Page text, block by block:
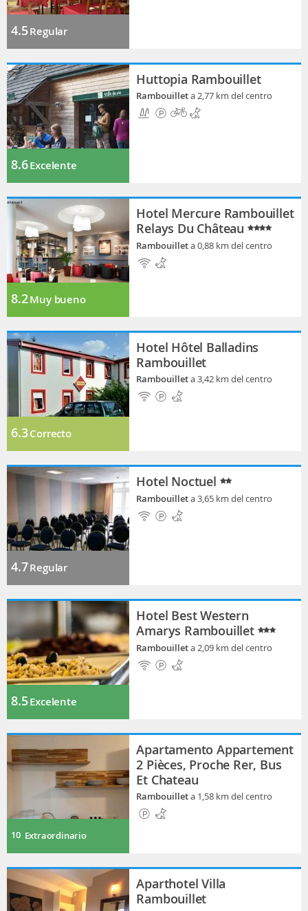
4.5Regular
8.6Excelente
Huttopia Rambouillet
Rambouilleta 2,77 km del centro
8.2Muy bueno
Hotel Mercure Rambouillet
Relays Du Château
Rambouilleta 0,88 km del centro
6.3Correcto
Hotel Hôtel Balladins
Rambouillet
Rambouilleta 3,42 km del centro
4.7Regular
Hotel Noctuel
Rambouilleta 3,65 km del centro
8.5Excelente
Hotel Best Western
Amarys Rambouillet
Rambouilleta 2,09 km del centro
10 Extraordinario
Apartamento Appartement
2 Pièces, Proche Rer, Bus
Et Chateau
Rambouilleta 1,58 km del centro
Aparthotel Villa
Rambouillet